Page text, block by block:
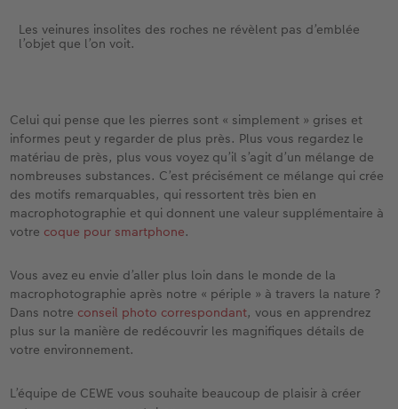
Les veinures insolites des roches ne révèlent pas d’emblée
l’objet que l’on voit.
Celui qui pense que les pierres sont « simplement » grises et
informes peut y regarder de plus près. Plus vous regardez le
matériau de près, plus vous voyez qu’il s’agit d’un mélange de
nombreuses substances. C’est précisément ce mélange qui crée
des motifs remarquables, qui ressortent très bien en
macrophotographie et qui donnent une valeur supplémentaire à
votre coque pour smartphone.
Vous avez eu envie d’aller plus loin dans le monde de la
macrophotographie après notre « périple » à travers la nature ?
Dans notre conseil photo correspondant, vous en apprendrez
plus sur la manière de redécouvrir les magnifiques détails de
votre environnement.
L’équipe de CEWE vous souhaite beaucoup de plaisir à créer